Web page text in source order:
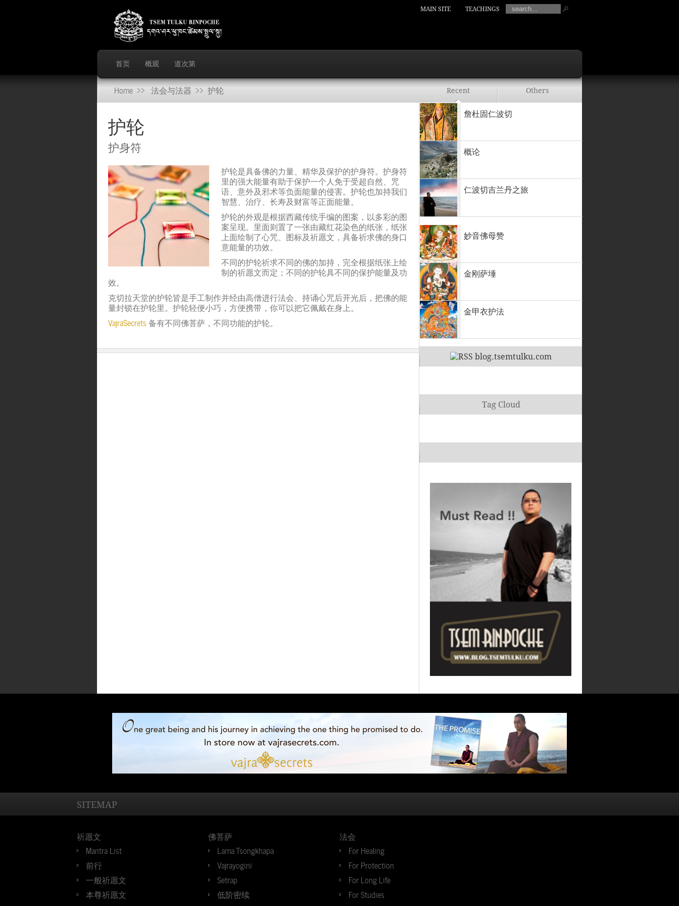
MAIN SITE TEACHINGS
首页 概观 道次第
Home >> 法会与法器 >> 护轮
护轮
护身符
护轮是具备佛的力量、精华及保护的护身符。护身符
里的强大能量有助于保护一个人免于受超自然、咒
语、意外及邪术等负面能量的侵害。护轮也加持我们
智慧、治疗、长寿及财富等正面能量。
护轮的外观是根据西藏传统手编的图案，以多彩的图
案呈现。里面则置了一张由藏红花染色的纸张，纸张
上面绘制了心咒、图标及祈愿文，具备祈求佛的身口
意能量的功效。
不同的护轮祈求不同的佛的加持，完全根据纸张上绘
制的祈愿文而定；不同的护轮具不同的保护能量及功
效。
克切拉天堂的护轮皆是手工制作并经由高僧进行法会、持诵心咒后开光后，把佛的能
量封锁在护轮里。护轮轻便小巧，方便携带，你可以把它佩戴在身上。
VajraSecrets备有不同佛菩萨，不同功能的护轮。
Recent Others
詹杜固仁波切
概论
仁波切吉兰丹之旅
妙音佛母赞
金刚萨埵
金甲衣护法
blog.tsemtulku.com
Tag Cloud
SITEMAP
祈愿文
Mantra List
前行
一般祈愿文
本尊祈愿文
佛菩萨
Lama Tsongkhapa
Vajrayogini
Setrap
低阶密续
法会
For Healing
For Protection
For Long Life
For Studies